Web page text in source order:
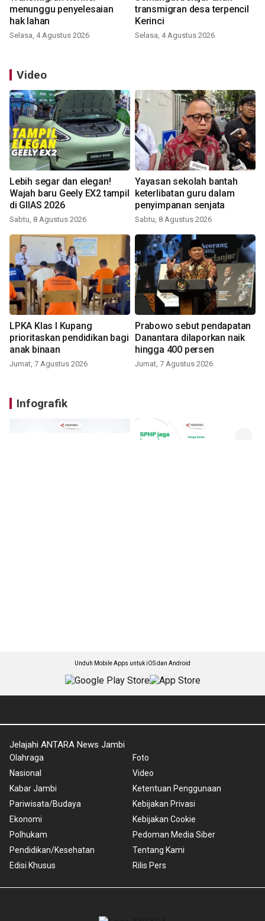
menunggu penyelesaian
hak lahan
Selasa, 4 Agustus 2026
transmigran desa terpencil
Kerinci
Selasa, 4 Agustus 2026
Video
Lebih segar dan elegan!
Wajah baru Geely EX2 tampil
di GIIAS 2026
Sabtu, 8 Agustus 2026
Yayasan sekolah bantah
keterlibatan guru dalam
penyimpanan senjata
Sabtu, 8 Agustus 2026
LPKA Klas I Kupang
prioritaskan pendidikan bagi
anak binaan
Jumat, 7 Agustus 2026
Prabowo sebut pendapatan
Danantara dilaporkan naik
hingga 400 persen
Jumat, 7 Agustus 2026
Infografik
Unduh Mobile Apps untuk iOS dan Android
Jelajahi ANTARA News Jambi
Olahraga
Nasional
Kabar Jambi
Pariwisata/Budaya
Ekonomi
Polhukam
Pendidikan/Kesehatan
Edisi Khusus
Foto
Video
Ketentuan Penggunaan
Kebijakan Privasi
Kebijakan Cookie
Pedoman Media Siber
Tentang Kami
Rilis Pers